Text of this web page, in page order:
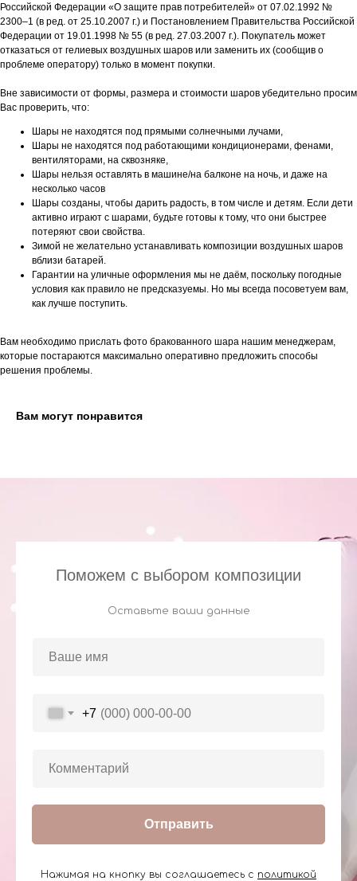
Российской Федерации «О защите прав потребителей» от 07.02.1992 №
2300–1 (в ред. от 25.10.2007 г.) и Постановлением Правительства Российской
Федерации от 19.01.1998 № 55 (в ред. 27.03.2007 г.). Покупатель может
отказаться от гелиевых воздушных шаров или заменить их (сообщив о
проблеме оператору) только в момент покупки.
Вне зависимости от формы, размера и стоимости шаров убедительно просим
Вас проверить, что:
Шары не находятся под прямыми солнечными лучами,
Шары не находятся под работающими кондиционерами, фенами,
вентиляторами, на сквозняке,
Шары нельзя оставлять в машине/на балконе на ночь, и даже на
несколько часов
Шары созданы, чтобы дарить радость, в том числе и детям. Если дети
активно играют с шарами, будьте готовы к тому, что они быстрее
потеряют свои свойства.
Зимой не желательно устанавливать композиции воздушных шаров
вблизи батарей.
Гарантии на уличные оформления мы не даём, поскольку погодные
условия как правило не предсказуемы. Но мы всегда посоветуем вам,
как лучше поступить.
Вам необходимо прислать фото бракованного шара нашим менеджерам,
которые постараются максимально оперативно предложить способы
решения проблемы.
Вам могут понравится
Поможем с выбором композиции
Оставьте ваши данные
+7
Отправить
Нажимая на кнопку вы соглашаетесь с политикой